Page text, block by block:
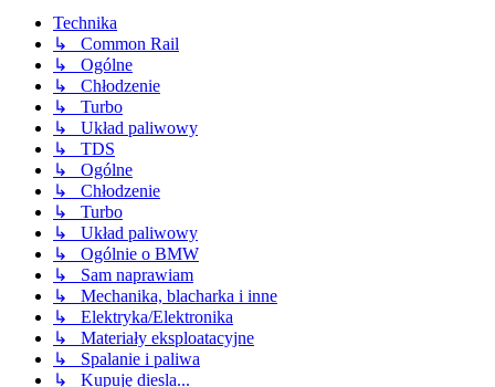
Technika
↳ Common Rail
↳ Ogólne
↳ Chłodzenie
↳ Turbo
↳ Układ paliwowy
↳ TDS
↳ Ogólne
↳ Chłodzenie
↳ Turbo
↳ Układ paliwowy
↳ Ogólnie o BMW
↳ Sam naprawiam
↳ Mechanika, blacharka i inne
↳ Elektryka/Elektronika
↳ Materiały eksploatacyjne
↳ Spalanie i paliwa
↳ Kupuję diesla...